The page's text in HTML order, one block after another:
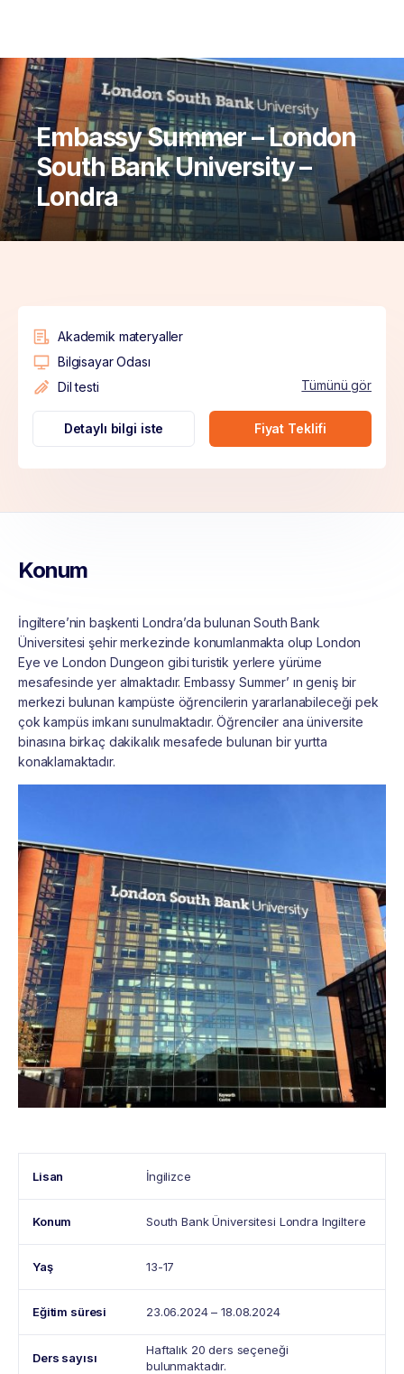
Embassy Summer – London
South Bank University –
Londra
Akademik materyaller
Bilgisayar Odası
Dil testi
Tümünü gör
Detaylı bilgi iste Fiyat Teklifi
Konum
İngiltere’nin başkenti Londra’da bulunan South Bank
Üniversitesi şehir merkezinde konumlanmakta olup London
Eye ve London Dungeon gibi turistik yerlere yürüme
mesafesinde yer almaktadır. Embassy Summer’ ın geniş bir
merkezi bulunan kampüste öğrencilerin yararlanabileceği pek
çok kampüs imkanı sunulmaktadır. Öğrenciler ana üniversite
binasına birkaç dakikalık mesafede bulunan bir yurtta
konaklamaktadır.
Lisan İngilizce
Konum South Bank Üniversitesi Londra Ingiltere
Yaş 13-17
Eğitim süresi 23.06.2024 – 18.08.2024
Ders sayısı
Haftalık 20 ders seçeneği
bulunmaktadır.